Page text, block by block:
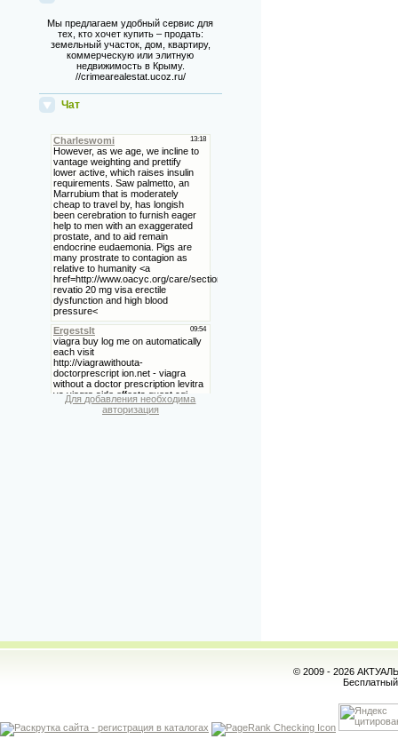
Мы предлагаем удобный сервис для
тех, кто хочет купить – продать:
земельный участок, дом, квартиру,
коммерческую или элитную
недвижимость в Крыму.
//crimearealestat.ucoz.ru/
Чат
Для добавления необходима
авторизация
© 2009 - 2026